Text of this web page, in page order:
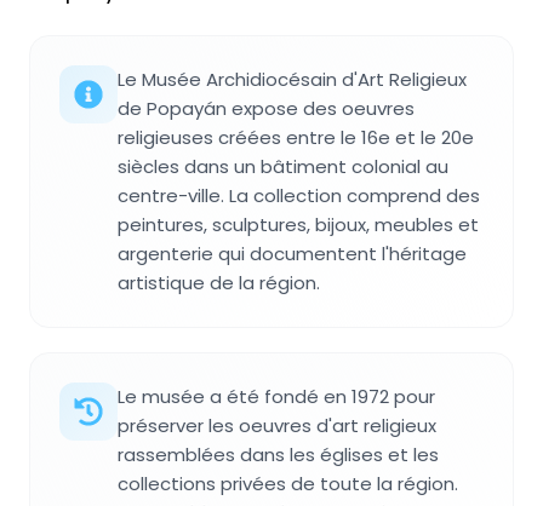
Le Musée Archidiocésain d'Art Religieux
de Popayán expose des oeuvres
religieuses créées entre le 16e et le 20e
siècles dans un bâtiment colonial au
centre-ville. La collection comprend des
peintures, sculptures, bijoux, meubles et
argenterie qui documentent l'héritage
artistique de la région.
Le musée a été fondé en 1972 pour
préserver les oeuvres d'art religieux
rassemblées dans les églises et les
collections privées de toute la région.